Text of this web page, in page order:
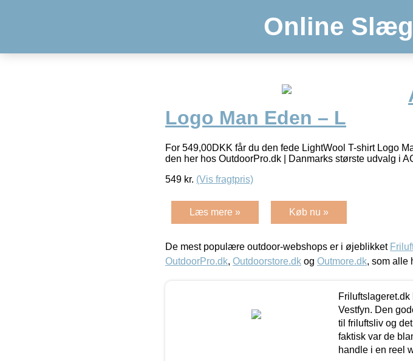
Online
Logo Man Eden – L
For 549,00DKK får du den fede LightWool T-shirt Logo
den her hos OutdoorPro.dk | Danmarks største udvalg i
549 kr. (Vis fragtpris)
Læs mere » Køb nu »
De mest populære outdoor-webshops er i øjeblikket
OutdoorPro.dk, Outdoorstore.dk og Outmore.dk, som alle
Vestfyn. Den
til friluftsliv og
faktisk var de
handle i en reel